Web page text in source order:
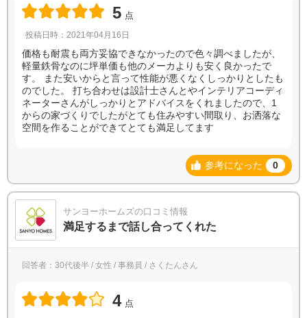
5 点
投稿日時：2021年04月16日
価格も耐震も両方妥協できなかったので色々調べましたが、
軽量鉄骨なのに坪単価も他のメーカよりも安く良かったで
す。 また安いからと言って性能が悪くなくしっかりとしたも
のでした。 打ち合わせは設計士さんとやインテリアコーディ
ネーターさんがしっかりとアドバイスをくれましたので、1
からの家づくりでしたがとても住みやすい間取り、お洒落な
空間を作ることができてとても満足してます
参考になった 0
サンヨーホームズの口コミ情報
満足するまで話し合ってくれた
回答者：30代後半 / 女性 / 事務員 / さくたんさん
4 点